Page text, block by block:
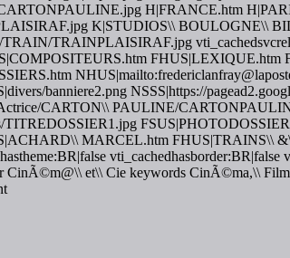
H|FRANCE.htm
K|STUDIOS\\ BOULOGNE\\
TRAINPLAISIRAF.jpg
banniere2.png NSSS|https://
CARTON\\ PAULINE/
TITREDOSSIER1.jpg
MARCEL.htm FHUS|TRAINS\\
et\\ Cie keywords CinÃ©ma,\\